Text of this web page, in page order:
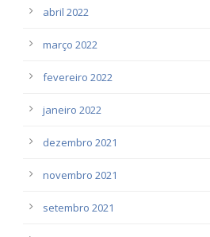
abril 2022
março 2022
fevereiro 2022
janeiro 2022
dezembro 2021
novembro 2021
setembro 2021